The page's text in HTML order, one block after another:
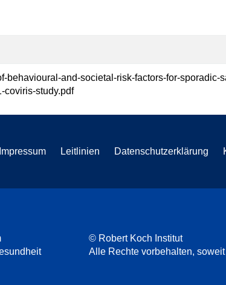
behavioural-and-societal-risk-factors-for-sporadic-
coviris-study.pdf
Impressum Leitlinien Datenschutzerklärung
© Robert Koch Institut
Alle Rechte vorbehalten,